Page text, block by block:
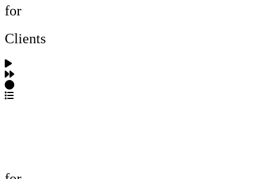
for
Clients